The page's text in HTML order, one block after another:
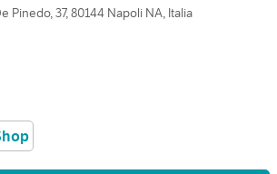
Pinedo, 37, 80144 Napoli NA, Italia